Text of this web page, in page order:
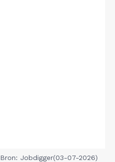
Bron: Jobdigger(03-07-2026)